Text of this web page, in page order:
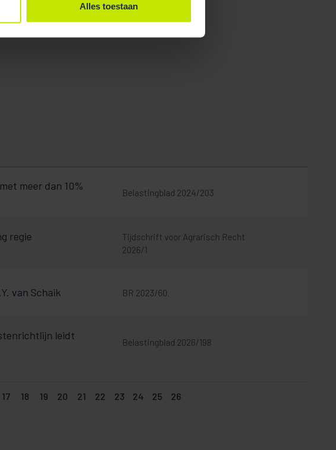
Alles toestaan
Ronald Olivier
meer dan 10%
Belastingblad 2024/203
regie
Tijdschrift voor Agrarisch Recht
2026/1
van Schaik BR 2023/60.
leidt
Belastingblad 2026/198
17 18 19 20 21 22 23 24 25 26